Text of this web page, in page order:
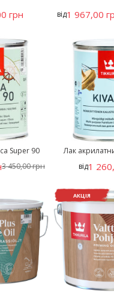
грн від1 967,00
Super 90
3 450,00 грн
Лак
від1
АКЦІЯ